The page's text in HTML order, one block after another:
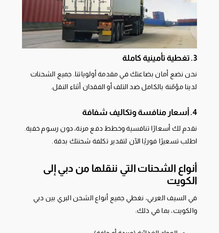
3. تغطية تأمينية كاملة
نحن نضع أمان بضاعتك في مقدمة أولوياتنا. جميع الشحنات
لدينا مؤمّنة بالكامل ضد التلف أو الفقدان أثناء النقل.
4. أسعار منافسة وتكاليف شفافة
نقدم لك أسعارًا تنافسية وخطط دفع مرنة، دون رسوم خفية.
اطلب تسعيرًا فوريًا الآن لتقدير تكلفة شحنتك بدقة.
أنواع الشحنات التي ننقلها من دبي إلى
الكويت
في السيف العربي، نغطي جميع أنواع الشحن البري بين دبي
والكويت، بما في ذلك: